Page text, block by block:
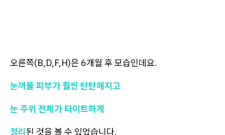
오른쪽(B,D,F,H)은 6개월 후 모습인데요.
눈꺼풀 피부가 훨씬 탄탄해지고
눈 주위 전체가 타이트하게
정리된 것을 볼 수 있었습니다.